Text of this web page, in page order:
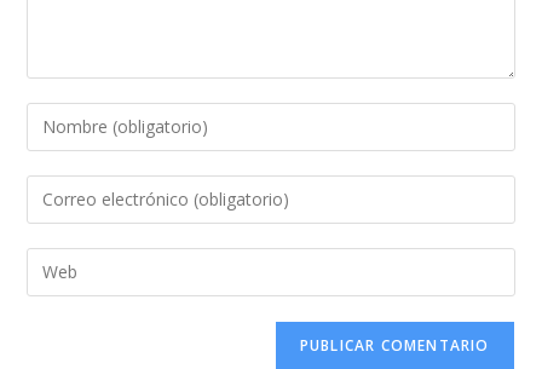
Introduce
tu
nombre
de
usuario
Introduce
tu
dirección
de
Introduce
la